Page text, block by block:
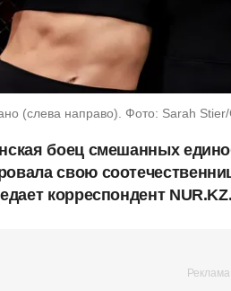
(слева направо). Фото: Sarah
боец смешанных
свою
корреспондент